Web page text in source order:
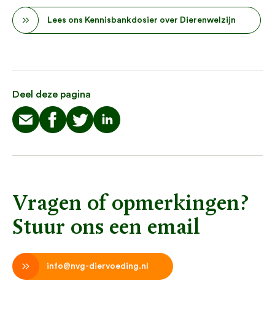
Lees ons Kennisbankdosier over Dierenwelzijn
Deel deze pagina
Vragen of opmerkingen?
Stuur ons een email
info@nvg-diervoeding.nl